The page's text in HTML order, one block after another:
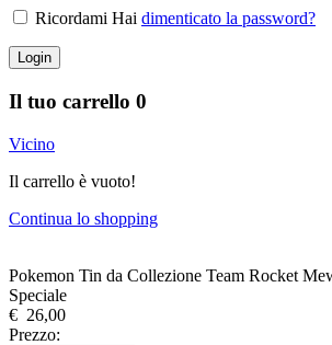
Ricordami Hai dimenticato la password?
Login
Il tuo carrello 0
Vicino
Il carrello è vuoto!
Continua lo shopping
Pokemon Tin da Collezione Team Rocket
Speciale
€ 26,00
Prezzo: